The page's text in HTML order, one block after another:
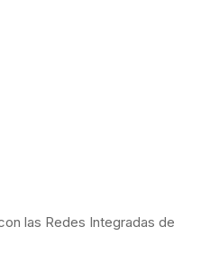
las Redes Integradas de